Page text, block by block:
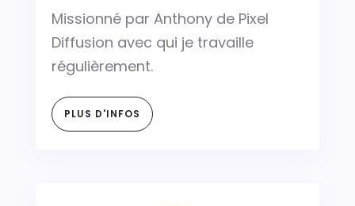
Missionné par Anthony de Pixel
Diffusion avec qui je travaille
régulièrement.
PLUS D'INFOS